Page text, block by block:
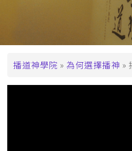
導
航
播道神學院 為何選擇播神